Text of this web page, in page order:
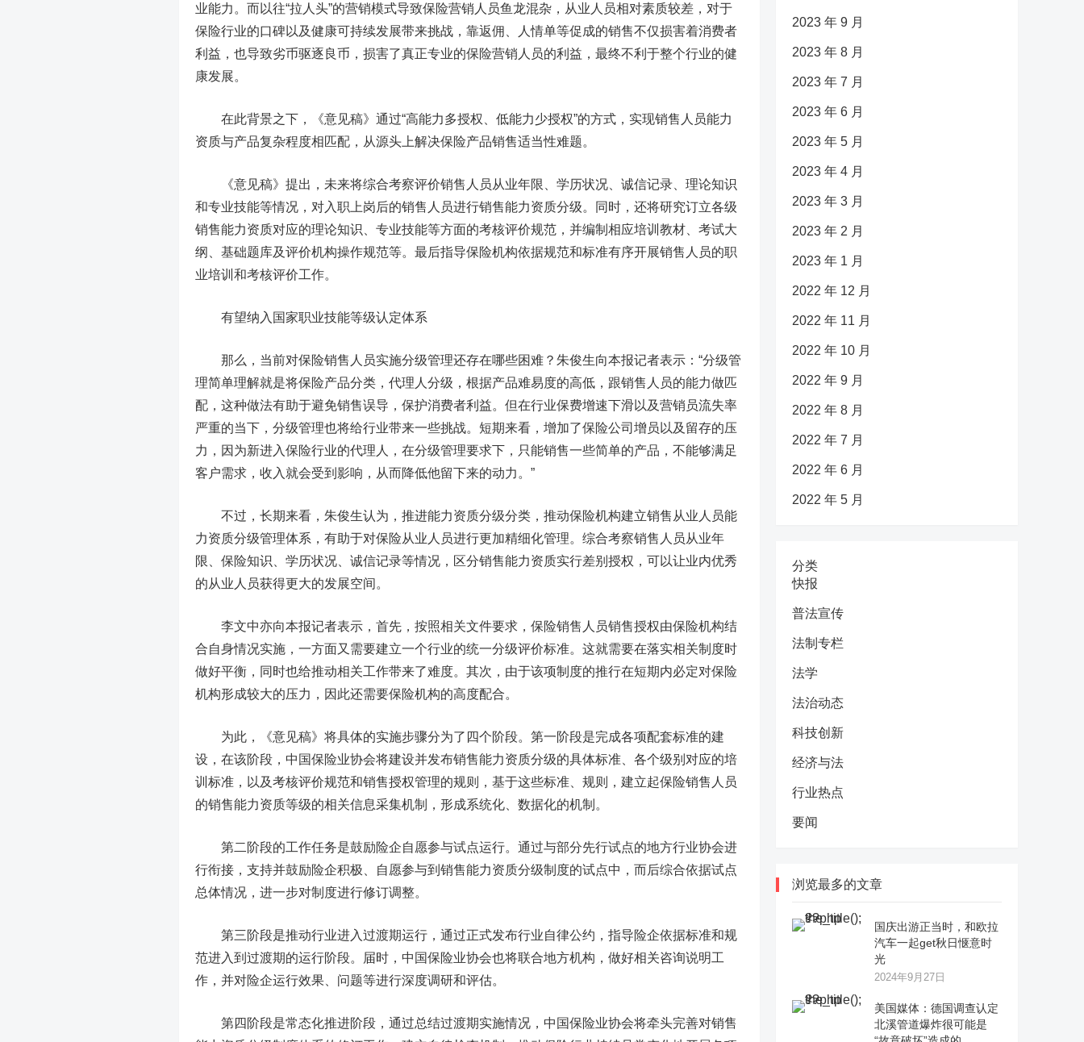
业能力。而以往“拉人头”的营销模式导致保险营销人员鱼龙混杂，从业人员相对素质较差，对于
保险行业的口碑以及健康可持续发展带来挑战，靠返佣、人情单等促成的销售不仅损害着消费者
利益，也导致劣币驱逐良币，损害了真正专业的保险营销人员的利益，最终不利于整个行业的健
康发展。
在此背景之下，《意见稿》通过“高能力多授权、低能力少授权”的方式，实现销售人员能力
资质与产品复杂程度相匹配，从源头上解决保险产品销售适当性难题。
《意见稿》提出，未来将综合考察评价销售人员从业年限、学历状况、诚信记录、理论知识
和专业技能等情况，对入职上岗后的销售人员进行销售能力资质分级。同时，还将研究订立各级
销售能力资质对应的理论知识、专业技能等方面的考核评价规范，并编制相应培训教材、考试大
纲、基础题库及评价机构操作规范等。最后指导保险机构依据规范和标准有序开展销售人员的职
业培训和考核评价工作。
有望纳入国家职业技能等级认定体系
那么，当前对保险销售人员实施分级管理还存在哪些困难？朱俊生向本报记者表示：“分级管
理简单理解就是将保险产品分类，代理人分级，根据产品难易度的高低，跟销售人员的能力做匹
配，这种做法有助于避免销售误导，保护消费者利益。但在行业保费增速下滑以及营销员流失率
严重的当下，分级管理也将给行业带来一些挑战。短期来看，增加了保险公司增员以及留存的压
力，因为新进入保险行业的代理人，在分级管理要求下，只能销售一些简单的产品，不能够满足
客户需求，收入就会受到影响，从而降低他留下来的动力。”
不过，长期来看，朱俊生认为，推进能力资质分级分类，推动保险机构建立销售从业人员能
力资质分级管理体系，有助于对保险从业人员进行更加精细化管理。综合考察销售人员从业年
限、保险知识、学历状况、诚信记录等情况，区分销售能力资质实行差别授权，可以让业内优秀
的从业人员获得更大的发展空间。
李文中亦向本报记者表示，首先，按照相关文件要求，保险销售人员销售授权由保险机构结
合自身情况实施，一方面又需要建立一个行业的统一分级评价标准。这就需要在落实相关制度时
做好平衡，同时也给推动相关工作带来了难度。其次，由于该项制度的推行在短期内必定对保险
机构形成较大的压力，因此还需要保险机构的高度配合。
为此，《意见稿》将具体的实施步骤分为了四个阶段。第一阶段是完成各项配套标准的建
设，在该阶段，中国保险业协会将建设并发布销售能力资质分级的具体标准、各个级别对应的培
训标准，以及考核评价规范和销售授权管理的规则，基于这些标准、规则，建立起保险销售人员
的销售能力资质等级的相关信息采集机制，形成系统化、数据化的机制。
第二阶段的工作任务是鼓励险企自愿参与试点运行。通过与部分先行试点的地方行业协会进
行衔接，支持并鼓励险企积极、自愿参与到销售能力资质分级制度的试点中，而后综合依据试点
总体情况，进一步对制度进行修订调整。
第三阶段是推动行业进入过渡期运行，通过正式发布行业自律公约，指导险企依据标准和规
范进入到过渡期的运行阶段。届时，中国保险业协会也将联合地方机构，做好相关咨询说明工
作，并对险企运行效果、问题等进行深度调研和评估。
第四阶段是常态化推进阶段，通过总结过渡期实施情况，中国保险业协会将牵头完善对销售
2023 年 9 月
2023 年 8 月
2023 年 7 月
2023 年 6 月
2023 年 5 月
2023 年 4 月
2023 年 3 月
2023 年 2 月
2023 年 1 月
2022 年 12 月
2022 年 11 月
2022 年 10 月
2022 年 9 月
2022 年 8 月
2022 年 7 月
2022 年 6 月
2022 年 5 月
分类
快报
普法宣传
法制专栏
法学
法治动态
科技创新
经济与法
行业热点
要闻
浏览最多的文章
国庆出游正当时，和欧拉
汽车一起get秋日惬意时
光
2024年9月27日
美国媒体：德国调查认定
北溪管道爆炸很可能是